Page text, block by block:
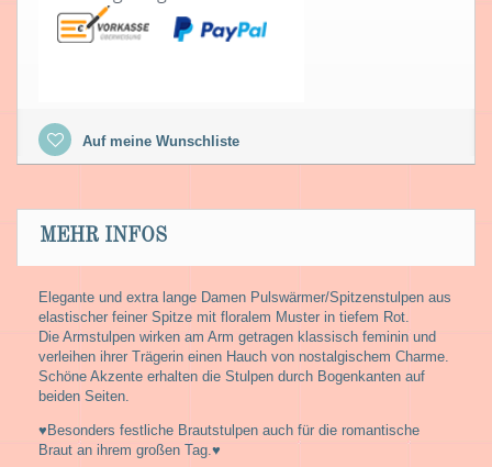
Auf meine Wunschliste
MEHR INFOS
Elegante und extra lange Damen Pulswärmer/Spitzenstulpen aus
elastischer feiner Spitze mit floralem Muster in tiefem Rot.
Die Armstulpen wirken am Arm getragen klassisch feminin und
verleihen ihrer Trägerin einen Hauch von nostalgischem Charme.
Schöne Akzente erhalten die Stulpen durch Bogenkanten auf
beiden Seiten.
♥Besonders festliche Brautstulpen auch für die romantische
Braut an ihrem großen Tag.♥